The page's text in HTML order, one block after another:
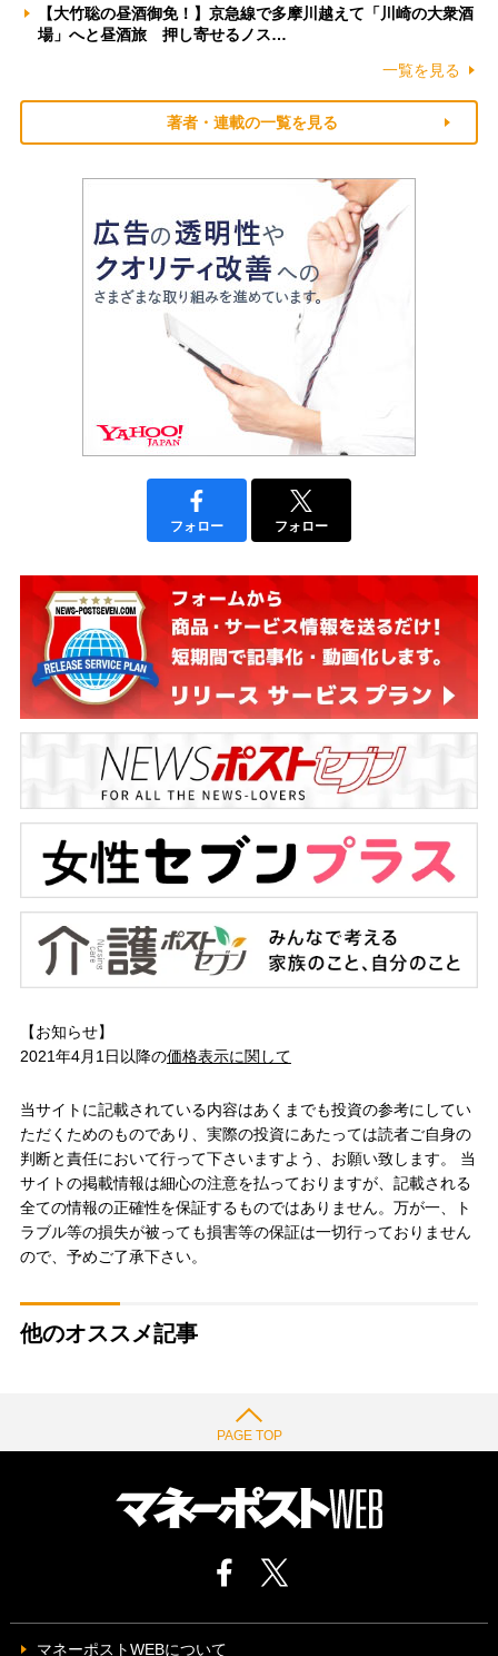
【大竹聡の昼酒御免！】京急線で多摩川越えて「川崎の大衆酒
場」へと昼酒旅 押し寄せるノス…
一覧を見る
著者・連載の一覧を見る
フォロー フォロー
【お知らせ】
2021年4月1日以降の価格表示に関して
当サイトに記載されている内容はあくまでも投資の参考にしてい
ただくためのものであり、実際の投資にあたっては読者ご自身の
判断と責任において行って下さいますよう、お願い致します。 当
サイトの掲載情報は細心の注意を払っておりますが、記載される
全ての情報の正確性を保証するものではありません。万が一、ト
ラブル等の損失が被っても損害等の保証は一切行っておりません
ので、予めご了承下さい。
他のオススメ記事
PAGE TOP
マネーポストWEBについて